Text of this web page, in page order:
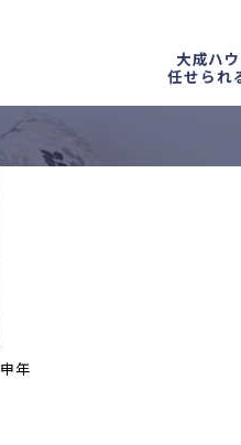
大成ハ
任せられ
分譲・中古
住宅を買う
申年